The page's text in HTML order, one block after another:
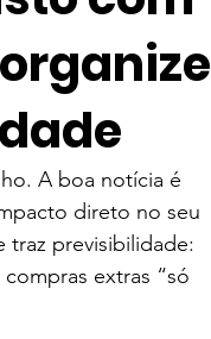
A boa notícia é
direto no seu
traz previsibilidade:
extras “só